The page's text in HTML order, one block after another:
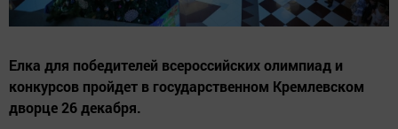
Елка для победителей всероссийских олимпиад и
конкурсов пройдет в государственном Кремлевском
дворце 26 декабря.